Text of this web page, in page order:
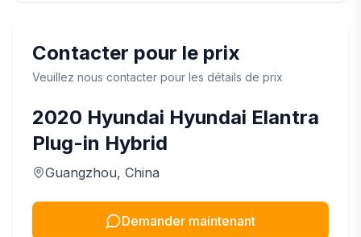
Contacter pour le prix
Veuillez nous contacter pour les détails de prix
2020 Hyundai Hyundai Elantra
Plug-in Hybrid
Guangzhou, China
Demander maintenant